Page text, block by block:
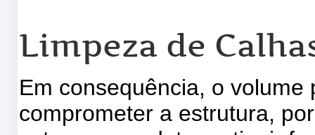
Limpeza de
Em consequência, o
comprometer a estrutura,